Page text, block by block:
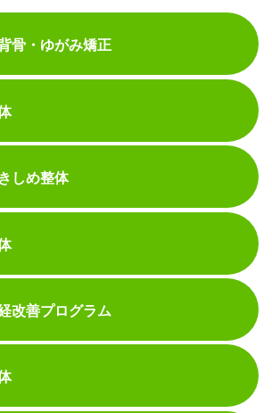
骨・ゆがみ矯正
しめ整体
改善プログラム